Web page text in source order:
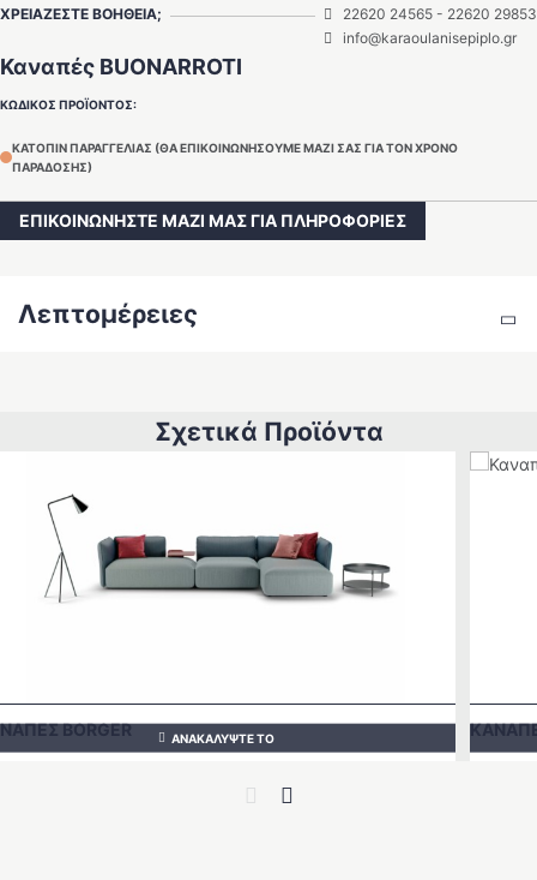
ΧΡΕΙΑΖΕΣΤΕ ΒΟΗΘΕΙΑ; 22620 24565 - 22620 29853
info@karaoulanisepiplo.gr
Καναπές BUONARROTI
ΚΩΔΙΚΟΣ ΠΡΟΪΟΝΤΟΣ:
ΚΑΤΟΠΙΝ ΠΑΡΑΓΓΕΛΙΑΣ (ΘΑ ΕΠΙΚΟΙΝΩΝΗΣΟΥΜΕ ΜΑΖΙ ΣΑΣ ΓΙΑ ΤΟΝ ΧΡΟΝΟ
ΠΑΡΑΔΟΣΗΣ)
ΕΠΙΚΟΙΝΩΝΗΣΤΕ ΜΑΖΙ ΜΑΣ ΓΙΑ ΠΛΗΡΟΦΟΡΙΕΣ
Λεπτομέρειες
Σχετικά Προϊόντα
Previous
BORGER ΑΝΑΚΑΛΥΨΤΕ ΤΟ
Next